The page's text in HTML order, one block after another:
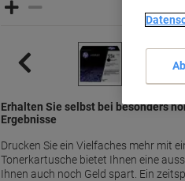
Erhalten Sie selbst bei besonders
Ergebnisse
Drucken Sie ein Vielfaches mehr mit
Tonerkartusche bietet Ihnen eine
Ihnen auch noch Geld spart. Ein